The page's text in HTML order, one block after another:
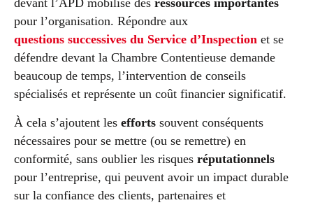
pour l’organisation. Répondre aux
questions successives du Service d’Inspection et se
défendre devant la Chambre Contentieuse demande
beaucoup de temps, l’intervention de conseils
spécialisés et représente un coût financier significatif.
À cela s’ajoutent les efforts souvent conséquents
nécessaires pour se mettre (ou se remettre) en
conformité, sans oublier les risques réputationnels
pour l’entreprise, qui peuvent avoir un impact durable
sur la confiance des clients, partenaires et